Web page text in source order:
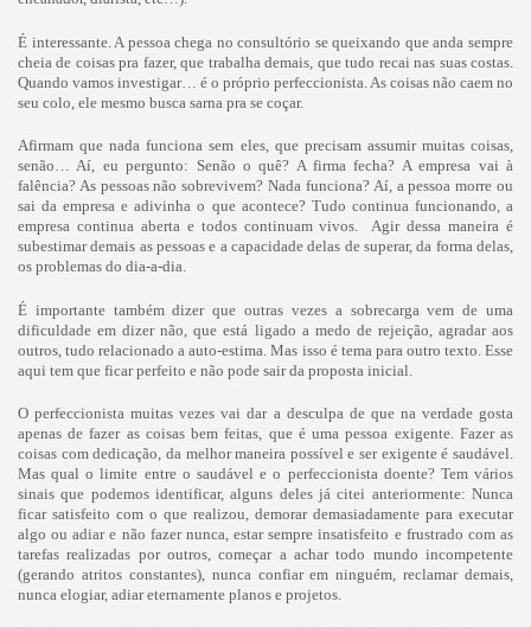
É interessante. A pessoa chega no consultório se queixando que anda sempre
cheia de coisas pra fazer, que trabalha demais, que tudo recai nas suas costas.
Quando vamos investigar… é o próprio perfeccionista. As coisas não caem no
seu colo, ele mesmo busca sarna pra se coçar.
Afirmam que nada funciona sem eles, que precisam assumir muitas coisas,
senão… Aí, eu pergunto: Senão o quê? A firma fecha? A empresa vai à
falência? As pessoas não sobrevivem? Nada funciona? Aí, a pessoa morre ou
sai da empresa e adivinha o que acontece? Tudo continua funcionando, a
empresa continua aberta e todos continuam vivos. Agir dessa maneira é
subestimar demais as pessoas e a capacidade delas de superar, da forma delas,
os problemas do dia-a-dia.
É importante também dizer que outras vezes a sobrecarga vem de uma
dificuldade em dizer não, que está ligado a medo de rejeição, agradar aos
outros, tudo relacionado a auto-estima. Mas isso é tema para outro texto. Esse
aqui tem que ficar perfeito e não pode sair da proposta inicial.
O perfeccionista muitas vezes vai dar a desculpa de que na verdade gosta
apenas de fazer as coisas bem feitas, que é uma pessoa exigente. Fazer as
coisas com dedicação, da melhor maneira possível e ser exigente é saudável.
Mas qual o limite entre o saudável e o perfeccionista doente? Tem vários
sinais que podemos identificar, alguns deles já citei anteriormente: Nunca
ficar satisfeito com o que realizou, demorar demasiadamente para executar
algo ou adiar e não fazer nunca, estar sempre insatisfeito e frustrado com as
tarefas realizadas por outros, começar a achar todo mundo incompetente
(gerando atritos constantes), nunca confiar em ninguém, reclamar demais,
nunca elogiar, adiar eternamente planos e projetos.